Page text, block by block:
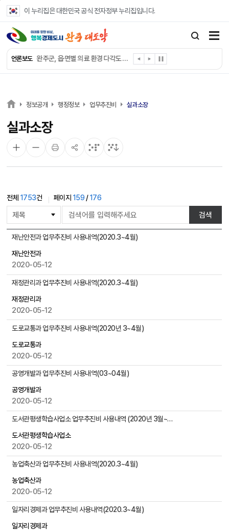
이 누리집은 대한민국 공식 전자정부 누리집입니다.
언론보도
완주군, ‘수의계약 총량제’ 개편 운영
완주군 청소년, 초록우산 지원으로 치과 치료
완주군, 읍·면별 의료 환경 다각도 진단한다
완주군, 모바일 헬스케어 “내 건강 변화 직접 확인”
전북은행, 완주군에 ‘시원키트’ 60세트 기탁
정보공개 행정정보 업무추진비 실과소장
실과소장
전체 1753건 페이지 159/176
물
색
검색
실
소
게
물
록
으
호
성
부
일
재난안전과 업무추진비 사용내역(2020.3~4월)
재난안전과
2020-05-12
재정관리과 업무추진비 사용내역(2020.3~4월)
재정관리과
2020-05-12
도로교통과 업무추진비 사용내역(2020년 3~4월)
도로교통과
2020-05-12
공영개발과 업무추진비 사용내역(03~04월)
공영개발과
2020-05-12
도서관평생학습사업소 업무추진비 사용내역 (2020년 3월~4월)
도서관평생학습사업소
2020-05-12
농업축산과 업무추진비 사용내역(2020.3~4월)
농업축산과
2020-05-12
일자리경제과 업무추진비 사용내역(2020.3~4월)
일자리경제과